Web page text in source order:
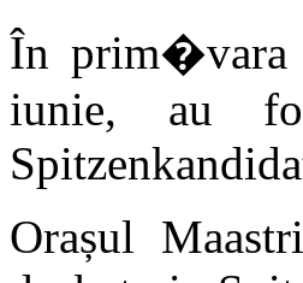
În prim�vara
iunie, au
Orașul